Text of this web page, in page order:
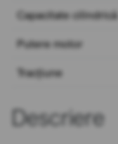
Capacitate cilindrică
Putere motor
Tracțiune
Descriere